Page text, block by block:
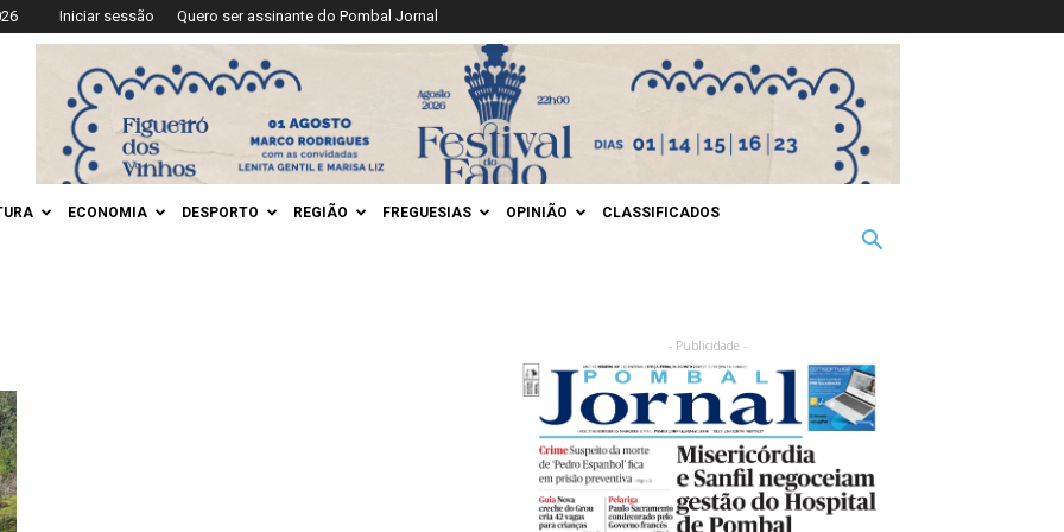
Iniciar sessão Quero ser assinante do Pombal Jornal
ECONOMIA DESPORTO REGIÃO FREGUESIAS OPINIÃO CLASSIFICADOS
- Publicidade -